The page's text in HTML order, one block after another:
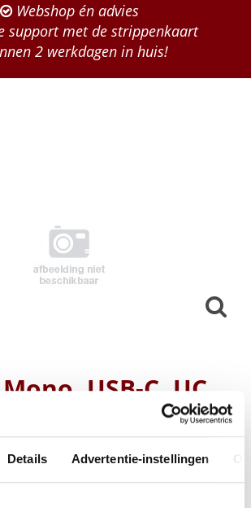
Details Advertentie-instellingen
Webshop én advies
support met de strippenkaart
2 werkdagen in huis!
USB-C, UC